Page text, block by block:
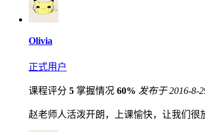
Olivia
正式用户
课程评分 5 掌握情况 60% 发布于 2016-8-
赵老师人活泼开朗，上课愉快，让我们